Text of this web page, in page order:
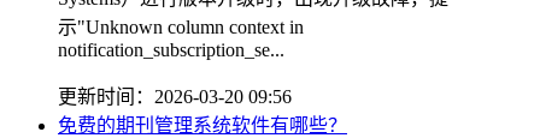
示"Unknown column context in
notification_subscription_se...
更新时间：2026-03-20 09:56
免费的期刊管理系统软件有哪些？